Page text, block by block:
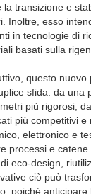
la transizione e
Inoltre, esso
in tecnologie di
basati sulla
questo nuovo
sfida: da una
più rigorosi;
più competitivi e
elettronico e
processi e catene
eco-design,
ciò può
poiché anticipare